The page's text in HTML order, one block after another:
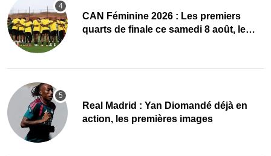
CAN Féminine 2026 : Les premiers
quarts de finale ce samedi 8 août, le
Real Madrid : Yan Diomandé déjà en
action, les premières images